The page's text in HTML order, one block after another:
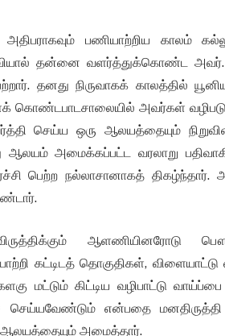
பணியாற்றிய காலம்
தன்னை வளர்த்துக்கொண்ட அவர்.
தனது நிருவாகக் காலத்தில்
கொண்டபாடசாலையில் அவர்கள்
செய்ய ஒரு ஆலயத்தையும்
ஆலயம் அமைக்கப்பட்ட வரலாறு
பெற்ற நல்லாசானாகத்
ஆளணியினரோடு
கட்டிடத் தொகுதிகள்,
மட்டும் கிட்டிய வழிபாட்டு வாய்ப்பை
என்பதை
ஆலயத்தையும் அமைத்தார்.